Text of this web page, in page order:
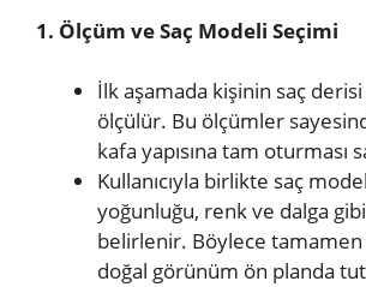
1. Ölçüm ve Saç Modeli Seçimi
İlk aşamada kişinin saç
ölçülür. Bu ölçümler
kafa yapısına tam oturması
Kullanıcıyla birlikte saç
yoğunluğu, renk ve dalga
belirlenir. Böylece
doğal görünüm ön planda